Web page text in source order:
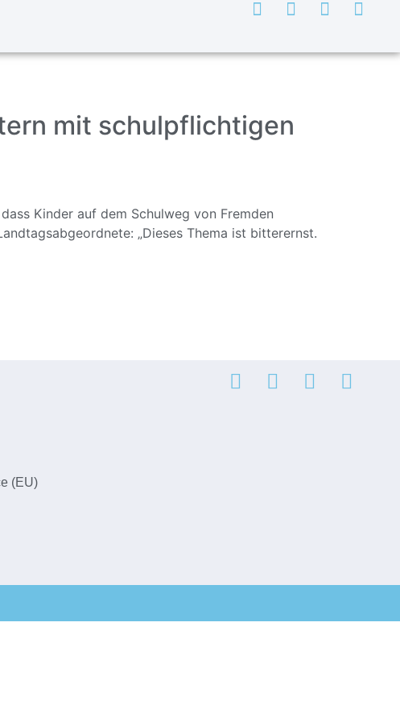
mit schulpflichtigen
Kinder auf dem Schulweg von Fremden
„Dieses Thema ist bitterernst.
(EU)